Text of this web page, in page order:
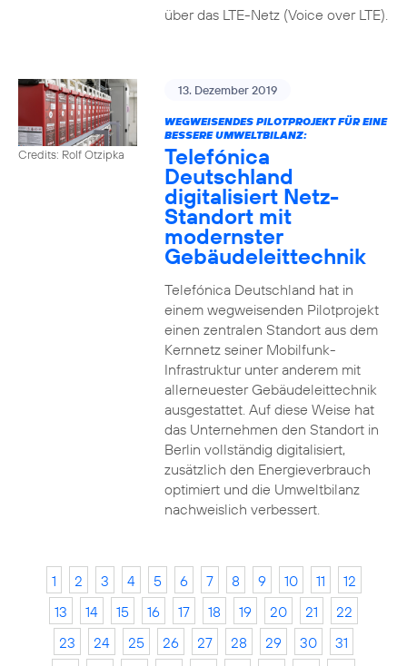
über das LTE-Netz (Voice over LTE).
Credits: Rolf Otzipka
13. Dezember 2019
WEGWEISENDES PILOTPROJEKT FÜR EINE
BESSERE UMWELTBILANZ:
Telefónica
Deutschland
digitalisiert Netz-
Standort mit
modernster
Gebäudeleittechnik
Telefónica Deutschland hat in
einem wegweisenden Pilotprojekt
einen zentralen Standort aus dem
Kernnetz seiner Mobilfunk-
Infrastruktur unter anderem mit
allerneuester Gebäudeleittechnik
ausgestattet. Auf diese Weise hat
das Unternehmen den Standort in
Berlin vollständig digitalisiert,
zusätzlich den Energieverbrauch
optimiert und die Umweltbilanz
nachweislich verbessert.
1 2 3 4 5 6 7 8 9 10 11
12
13
14 15 16 17 18 19 20 21
22
23
24 25 26 27 28 29 30
31